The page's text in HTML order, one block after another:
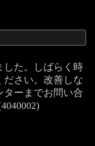
した。しばらく時
ださい。改善しな
ターまでお問い合